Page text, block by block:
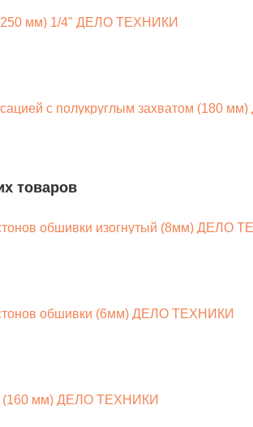
мм) 1/4" ДЕЛО ТЕХНИКИ
с полукруглым захватом (180
товаров
обшивки изогнутый (8мм) ДЕЛО
обшивки (6мм) ДЕЛО ТЕХНИКИ
(160 мм) ДЕЛО ТЕХНИКИ